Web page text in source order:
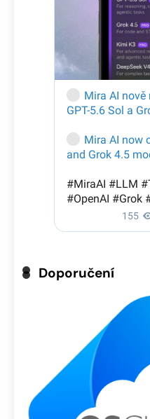
Doporučení